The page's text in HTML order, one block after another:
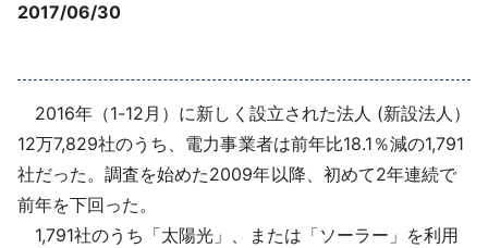
導入事例
採用情報
よくあるご質問
2017/06/30
2016年（1-12月）に新しく設立された法人 (新設法人）
12万7,829社のうち、電力事業者は前年比18.1％減の1,791
社だった。調査を始めた2009年以降、初めて2年連続で
前年を下回った。
1,791社のうち「太陽光」、または「ソーラー」を利用